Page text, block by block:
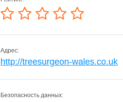
Адрес:
http://treesurgeon-wales.co.uk
Безопасность данных: